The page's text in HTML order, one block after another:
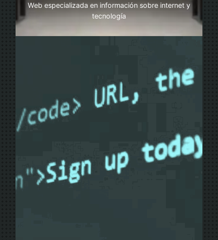
Web especializada en información sobre internet y
tecnología